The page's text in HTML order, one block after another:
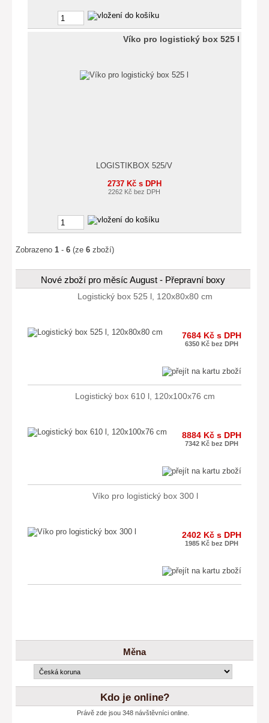
Víko pro logistický box 525 l
LOGISTIKBOX 525/V
2737 Kč s DPH
2262 Kč bez DPH
Zobrazeno1 -6 (ze6 zboží)
Nové zboží pro měsíc August - Přepravní boxy
Logistický box 525 l, 120x80x80 cm
7684 Kč s DPH
6350 Kč bez DPH
Logistický box 610 l, 120x100x76 cm
8884 Kč s DPH
7342 Kč bez DPH
Víko pro logistický box 300 l
2402 Kč s DPH
1985 Kč bez DPH
Měna
Kdo je online?
Právě zde jsou 348 návštěvníci online.